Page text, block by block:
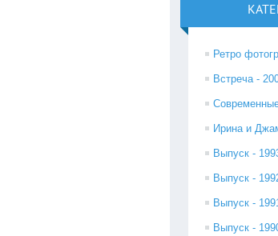
Ретро
Встреча -
Ирина и
Выпуск -
Выпуск -
Выпуск -
Выпуск -